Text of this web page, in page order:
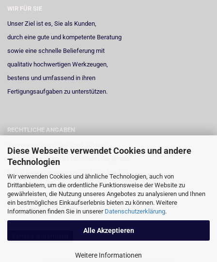
Diese Webseite verwendet Cookies und andere
Technologien
Wir verwenden Cookies und ähnliche Technologien, auch von
Drittanbietern, um die ordentliche Funktionsweise der Website zu
gewährleisten, die Nutzung unseres Angebotes zu analysieren und Ihnen
ein bestmögliches Einkaufserlebnis bieten zu können. Weitere
Informationen finden Sie in unserer Datenschutzerklärung.
Alle Akzeptieren
Weitere Informationen
WIR FÜR SIE
Unser Ziel ist es, Sie als Kunden,
durch eine gute und kompetente Beratung
sowie eine schnelle Belieferung mit
qualitativ hochwertigen Werkzeugen,
bestens und umfassend in ihren
Fertigungsaufgaben zu unterstützen.
RECHTLICHE ANGABEN
Umsatzsteuer-Identifikationsnummer gemäß
Registergericht: Amtsgericht Neuss
Registernummer: HRA 6723